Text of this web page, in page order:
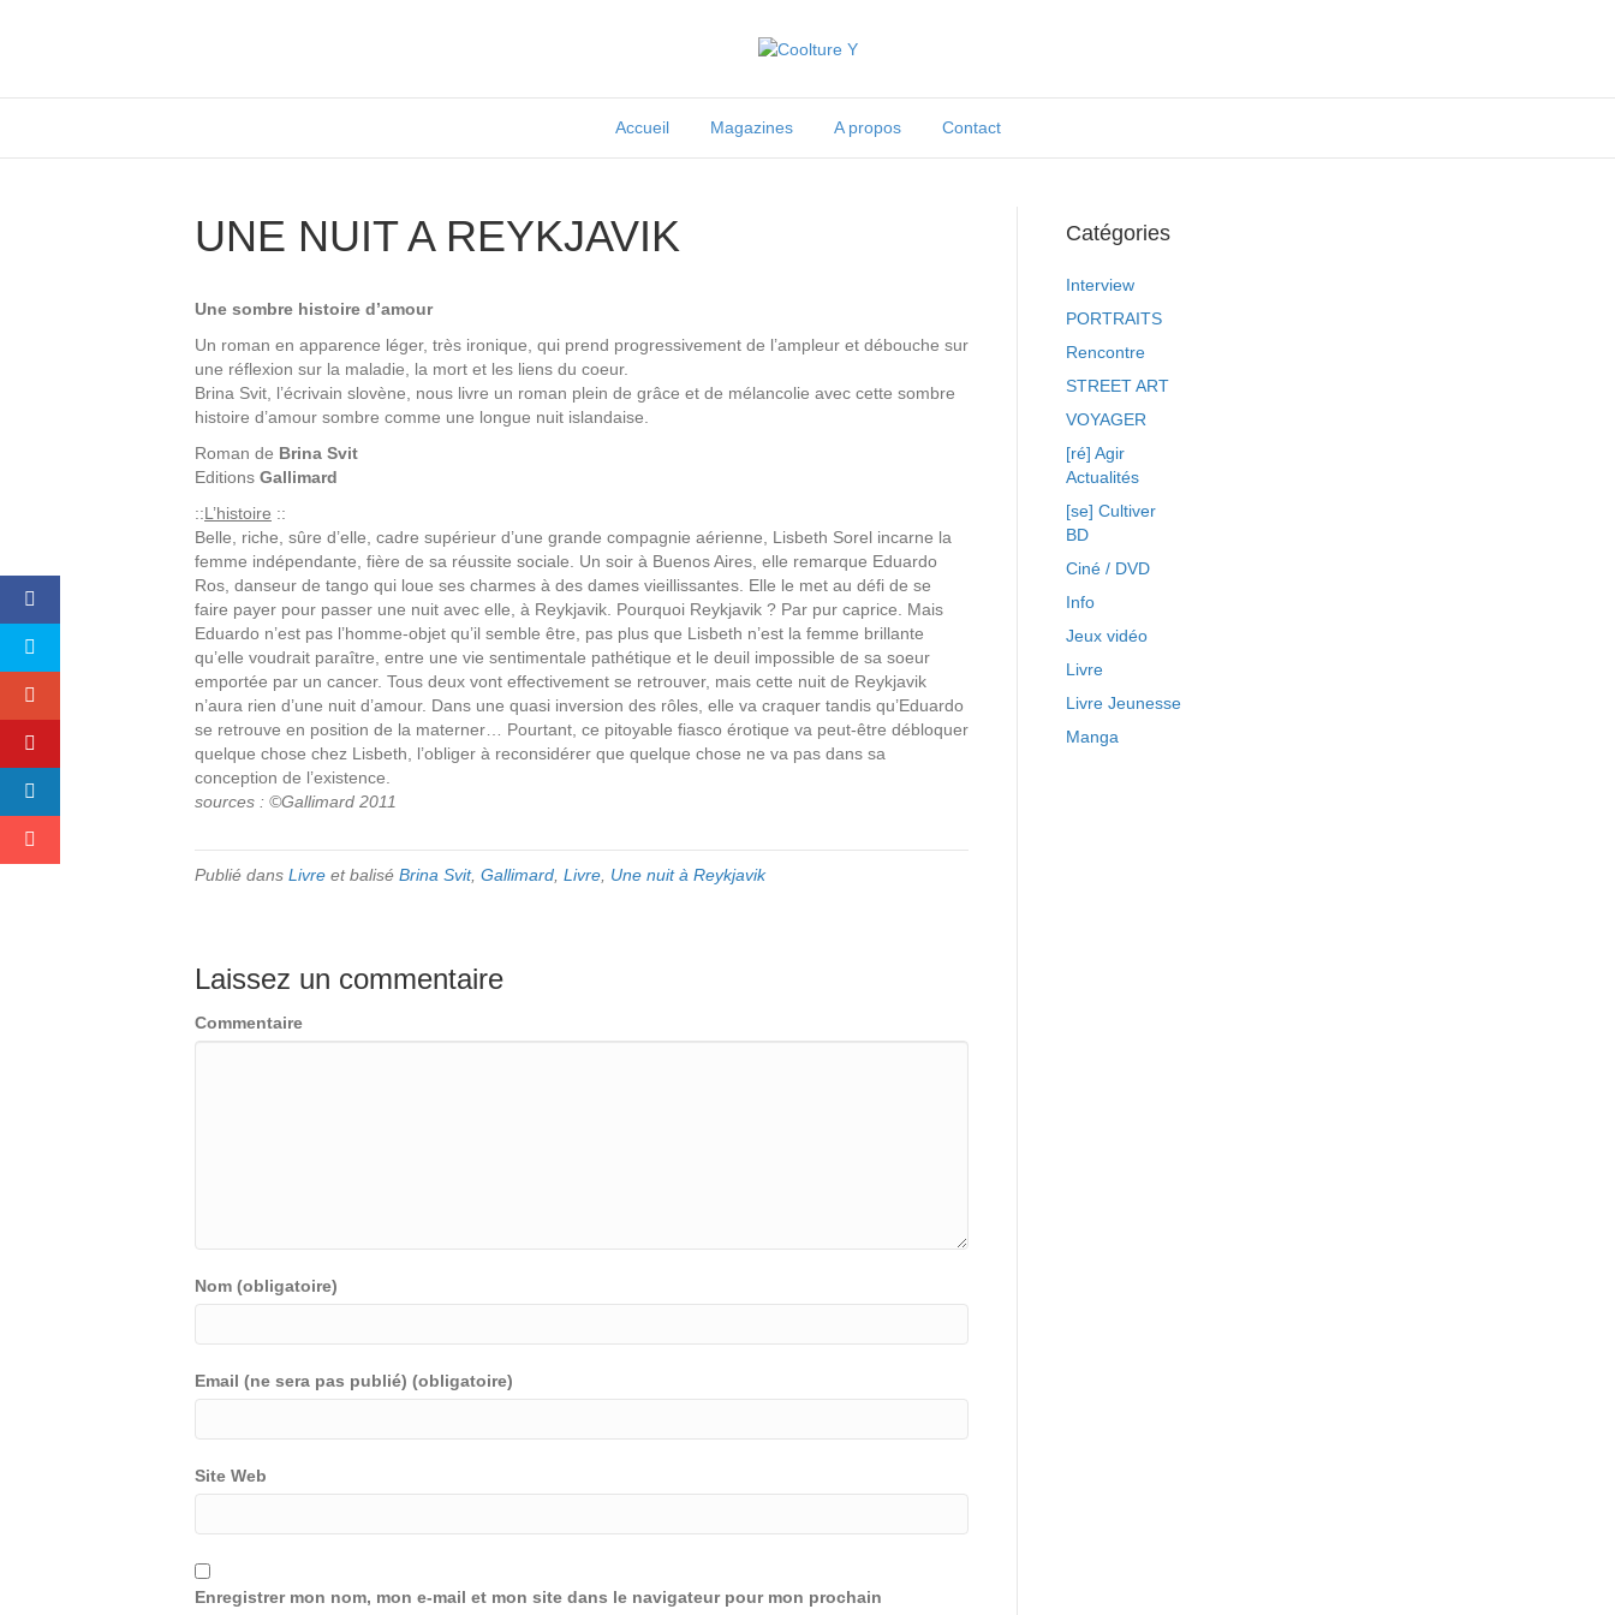
Accueil Magazines A propos Contact
UNE NUIT A REYKJAVIK
Une sombre histoire d’amour
Un roman en apparence léger, très ironique, qui prend progressivement de l’ampleur et débouche sur
une réflexion sur la maladie, la mort et les liens du coeur.
Brina Svit, l’écrivain slovène, nous livre un roman plein de grâce et de mélancolie avec cette sombre
histoire d’amour sombre comme une longue nuit islandaise.
Roman de Brina Svit
Editions Gallimard
::L’histoire ::
Belle, riche, sûre d’elle, cadre supérieur d’une grande compagnie aérienne, Lisbeth Sorel incarne la
femme indépendante, fière de sa réussite sociale. Un soir à Buenos Aires, elle remarque Eduardo
Ros, danseur de tango qui loue ses charmes à des dames vieillissantes. Elle le met au défi de se
faire payer pour passer une nuit avec elle, à Reykjavik. Pourquoi Reykjavik ? Par pur caprice. Mais
Eduardo n’est pas l’homme-objet qu’il semble être, pas plus que Lisbeth n’est la femme brillante
qu’elle voudrait paraître, entre une vie sentimentale pathétique et le deuil impossible de sa soeur
emportée par un cancer. Tous deux vont effectivement se retrouver, mais cette nuit de Reykjavik
n’aura rien d’une nuit d’amour. Dans une quasi inversion des rôles, elle va craquer tandis qu’Eduardo
se retrouve en position de la materner… Pourtant, ce pitoyable fiasco érotique va peut-être débloquer
quelque chose chez Lisbeth, l’obliger à reconsidérer que quelque chose ne va pas dans sa
conception de l’existence.
sources : ©Gallimard 2011
Publié dans Livre et balisé Brina Svit, Gallimard, Livre, Une nuit à Reykjavik
Laissez un commentaire
Commentaire
Nom (obligatoire)
Email (ne sera pas publié) (obligatoire)
Site Web
Enregistrer mon nom, mon e-mail et mon site dans le navigateur pour mon prochain
Catégories
Interview
PORTRAITS
Rencontre
STREET ART
VOYAGER
[ré] Agir
Actualités
[se] Cultiver
BD
Ciné / DVD
Info
Jeux vidéo
Livre
Livre Jeunesse
Manga